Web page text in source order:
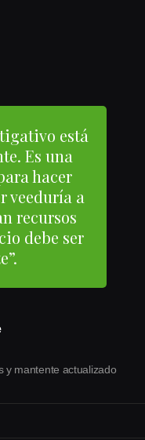
está
Es una
hacer
veeduría a
recursos
debe ser
y mantente actualizado